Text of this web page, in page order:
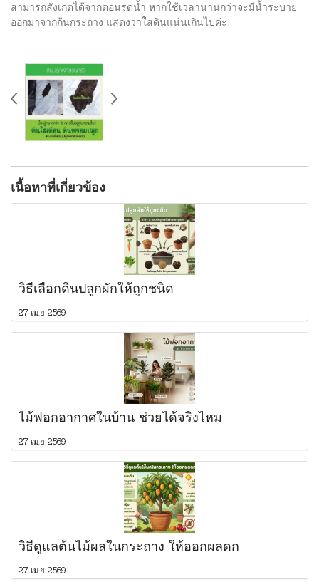
สามารถสังเกตได้จากตอนรดน้ำ หากใช้เวลานานกว่าจะมีน้ำระบาย
ออกมาจากก้นกระถาง แสดงว่าใส่ดินแน่นเกินไปค่ะ
เนื้อหาที่เกี่ยวข้อง
วิธีเลือกดินปลูกผักให้ถูกชนิด
27 เม.ย 2569
ไม้ฟอกอากาศในบ้าน ช่วยได้จริงไหม
27 เม.ย 2569
วิธีดูแลต้นไม้ผลในกระถาง ให้ออกผลดก
27 เม.ย 2569